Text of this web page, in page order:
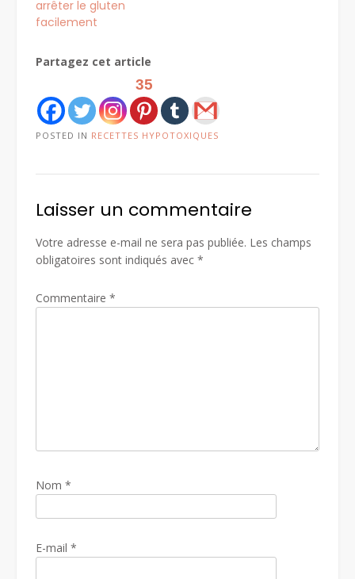
arrêter le gluten
facilement
Partagez cet article
35
POSTED IN RECETTES HYPOTOXIQUES
Laisser un commentaire
Votre adresse e-mail ne sera pas publiée. Les champs
obligatoires sont indiqués avec *
Commentaire *
Nom *
E-mail *